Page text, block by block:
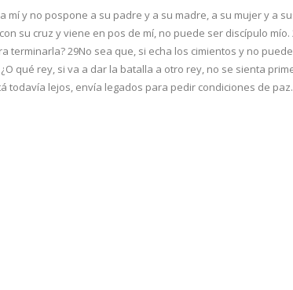
mí y no pospone a su padre y a su madre, a su mujer y a
su cruz y viene en pos de mí, no puede ser discípulo
29No sea que, si echa los cimientos y no
qué rey, si va a dar la batalla a otro rey, no se sienta
todavía lejos, envía legados para pedir condiciones de